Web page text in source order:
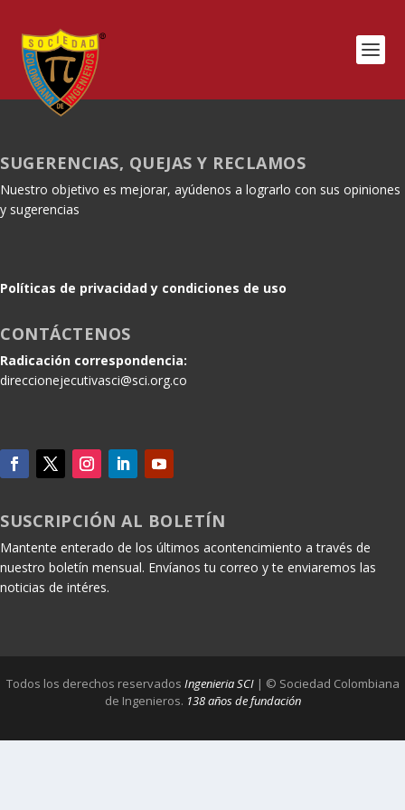
SUGERENCIAS, QUEJAS Y RECLAMOS
Nuestro objetivo es mejorar, ayúdenos a lograrlo con sus opiniones
y sugerencias
Políticas de privacidad y condiciones de uso
CONTÁCTENOS
Radicación correspondencia:
direccionejecutivasci@sci.org.co
SUSCRIPCIÓN AL BOLETÍN
Mantente enterado de los últimos acontencimiento a través de
nuestro boletín mensual. Envíanos tu correo y te enviaremos las
noticias de intéres.
Todos los derechos reservados Ingenieria SCI | © Sociedad Colombiana
de Ingenieros. 138 años de fundación